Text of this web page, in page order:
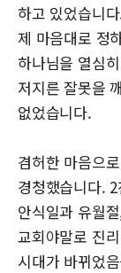
하고 있었습니
제 마음대로 정
하나님을 열심
저지른 잘못을
없었습니다.
겸허한 마음으
경청했습니다.
안식일과 유월
교회야말로 진
시대가 바뀌었